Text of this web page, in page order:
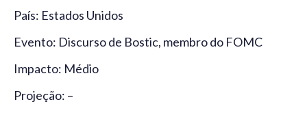
País: Estados Unidos
Evento: Discurso de Bostic, membro do FOMC
Impacto: Médio
Projeção: –